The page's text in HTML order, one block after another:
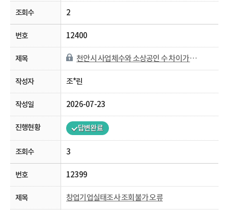
2
12400
천안시 사업체수와 소상공인 수 차이가 나는 이유가 궁금합니다.
조*린
2026-07-23
답변완료
3
12399
창업기업실태조사 조회불가 오류